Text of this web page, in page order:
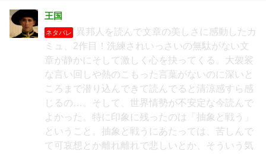
王国
ネタバレ
異邦人を読んで文章の美しさに感動したカ
ミュ、2作目！洗練されいっさいの無駄がない文
章が静かにそして激しく心を抉ってくる。大袈裟
な言い回しや熱のこもった言葉がないのに深いと
ころまで潜り込んできて読んでると清涼感すら感
じるの…。そして、世界情勢が不安定な今読んで
よかった。特に印象に残ったのは「抽象と戦う」
ということ。抽象と戦うにあたっては、苦しんで
て可哀想とか離れ離れで悲しいとか、そういう気